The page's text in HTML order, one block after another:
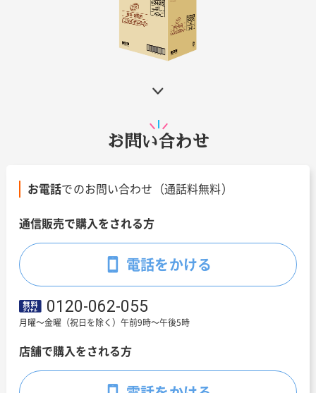
お問い合わせ
お電話でのお問い合わせ（通話料無料）
通信販売で購入をされる方
電話をかける
0120-062-055
月曜～金曜（祝日を除く）午前9時～午後5時
店舗で購入をされる方